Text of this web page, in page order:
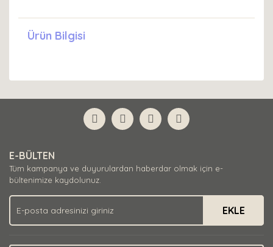
Ürün Bilgisi
E-BÜLTEN
Tüm kampanya ve duyurulardan haberdar olmak için e-
bültenimize kaydolunuz.
EKLE